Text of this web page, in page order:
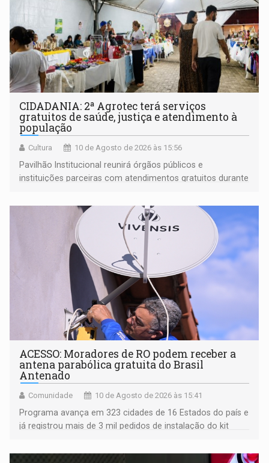
CIDADANIA: 2ª Agrotec terá serviços
gratuitos de saúde, justiça e atendimento à
população
Cultura 10 de Agosto de 2026 às 15:56
Pavilhão Institucional reunirá órgãos públicos e
instituições parceiras com atendimentos gratuitos durante
ACESSO: Moradores de RO podem receber a
antena parabólica gratuita do Brasil
Antenado
Comunidade 10 de Agosto de 2026 às 15:41
Programa avança em 323 cidades de 16 Estados do país e
já registrou mais de 3 mil pedidos de instalação do kit
contempladas